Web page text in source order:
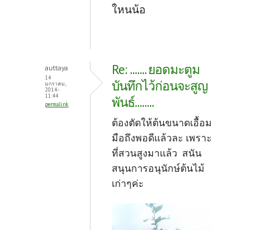
ใหนน้อ
auttaya
14
มกราคม,
2014 -
11:44
permalink
Re: ....... ยอดมะตูม
บันทึกไว้ก่อนจะสูญ
พันธ์........
ต้องตัดให้ต้นขนาดเอื้อม
มือถึงพอดีแล้วละ เพราะ
ที่สวนสูงมาแล้ว สนัน
สนุนการอนุนักษ์ต้นไม้
เก่าๆค่ะ